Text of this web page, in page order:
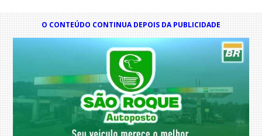
O CONTEÚDO CONTINUA DEPOIS DA PUBLICIDADE